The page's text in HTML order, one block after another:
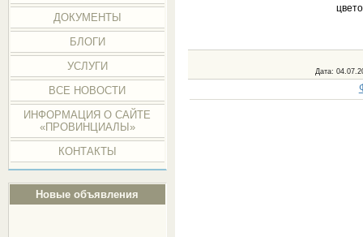
ДОКУМЕНТЫ
БЛОГИ
УСЛУГИ
ВСЕ НОВОСТИ
ИНФОРМАЦИЯ О САЙТЕ
«ПРОВИНЦИАЛЫ»
КОНТАКТЫ
Новые объявления
Дата: